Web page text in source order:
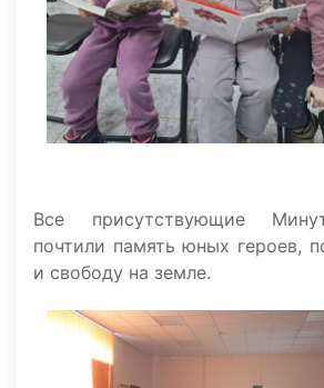
Все присутствующие
почтили память юных героев,
и свободу на земле.